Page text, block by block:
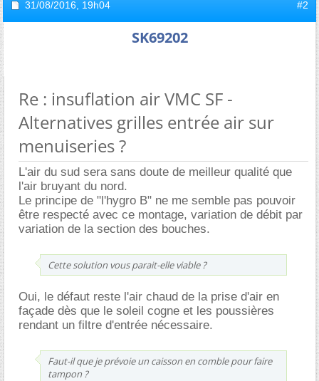
31/08/2016, 19h04 #2
SK69202
Re : insuflation air VMC SF -
Alternatives grilles entrée air sur
menuiseries ?
L'air du sud sera sans doute de meilleur qualité que
l'air bruyant du nord.
Le principe de "l'hygro B" ne me semble pas pouvoir
être respecté avec ce montage, variation de débit par
variation de la section des bouches.
Cette solution vous parait-elle viable ?
Oui, le défaut reste l'air chaud de la prise d'air en
façade dès que le soleil cogne et les poussières
rendant un filtre d'entrée nécessaire.
Faut-il que je prévoie un caisson en comble pour faire
tampon ?